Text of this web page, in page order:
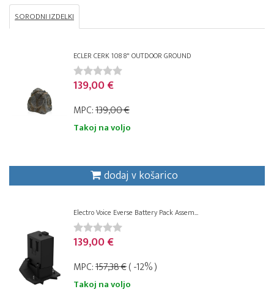
SORODNI IZDELKI
ECLER CERK 108 8" OUTDOOR GROUND
139,00 €
MPC:139,00 €
Takoj na voljo
dodaj v košarico
Electro Voice Everse Battery Pack Assem...
139,00 €
MPC:157,38 €( -12% )
Takoj na voljo